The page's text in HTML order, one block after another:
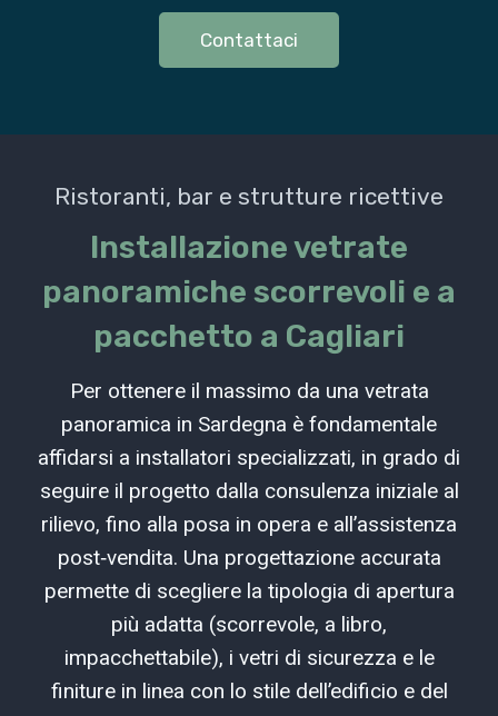
Contattaci
Ristoranti, bar e strutture ricettive
Installazione vetrate
panoramiche scorrevoli e a
pacchetto a Cagliari
Per ottenere il massimo da una vetrata
panoramica in Sardegna è fondamentale
affidarsi a installatori specializzati, in grado di
seguire il progetto dalla consulenza iniziale al
rilievo, fino alla posa in opera e all’assistenza
post‑vendita. Una progettazione accurata
permette di scegliere la tipologia di apertura
più adatta (scorrevole, a libro,
impacchettabile), i vetri di sicurezza e le
finiture in linea con lo stile dell’edificio e del